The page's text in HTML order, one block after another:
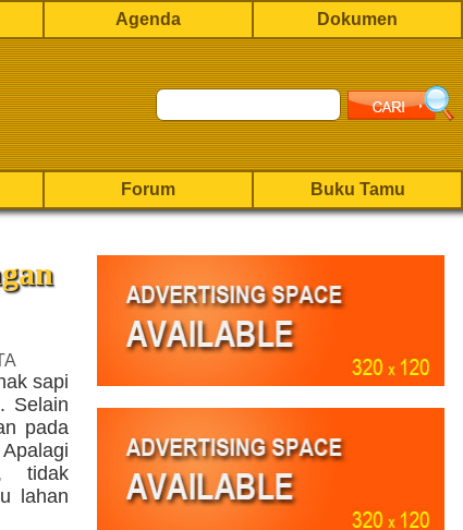
Agenda Dokumen
Forum Buku Tamu
sapi
Selain
pada
tidak
lahan